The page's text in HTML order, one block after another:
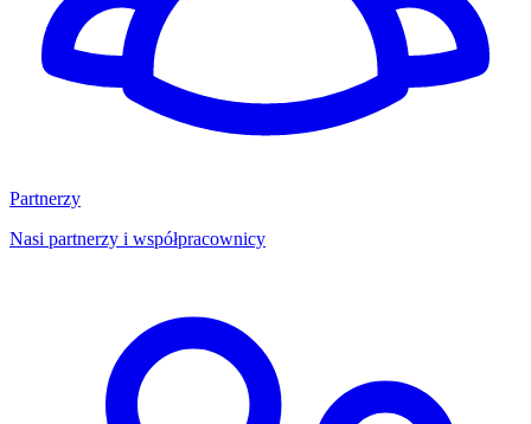
Partnerzy
Nasi partnerzy i współpracownicy